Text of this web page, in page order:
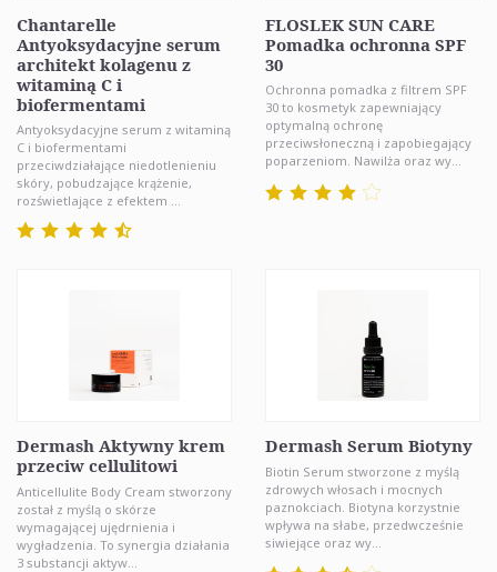
Chantarelle
Antyoksydacyjne serum
architekt kolagenu z
witaminą C i
biofermentami
Antyoksydacyjne serum z witaminą
C i biofermentami
przeciwdziałające niedotlenieniu
skóry, pobudzające krążenie,
rozświetlające z efektem ...
FLOSLEK SUN CARE
Pomadka ochronna SPF
30
Ochronna pomadka z filtrem SPF
30 to kosmetyk zapewniający
optymalną ochronę
przeciwsłoneczną i zapobiegający
poparzeniom. Nawilża oraz wy...
Dermash Aktywny krem
przeciw cellulitowi
Anticellulite Body Cream stworzony
został z myślą o skórze
wymagającej ujędrnienia i
wygładzenia. To synergia działania
3 substancji aktyw...
Dermash Serum Biotyny
Biotin Serum stworzone z myślą
zdrowych włosach i mocnych
paznokciach. Biotyna korzystnie
wpływa na słabe, przedwcześnie
siwiejące oraz wy...